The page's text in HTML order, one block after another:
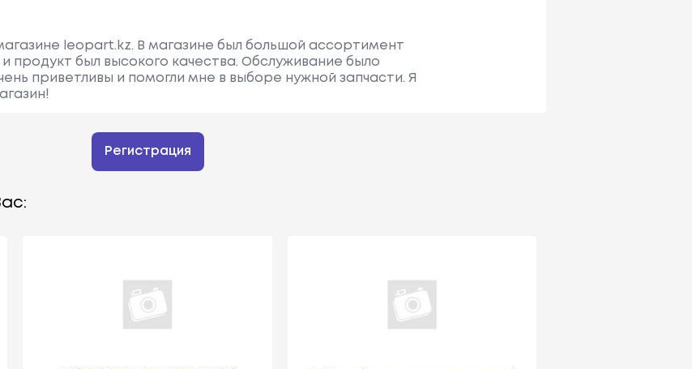
leopart.kz. В магазине был большой ассортимент
продукт был высокого качества. Обслуживание было
приветливы и помогли мне в выборе нужной запчасти. Я
Регистрация